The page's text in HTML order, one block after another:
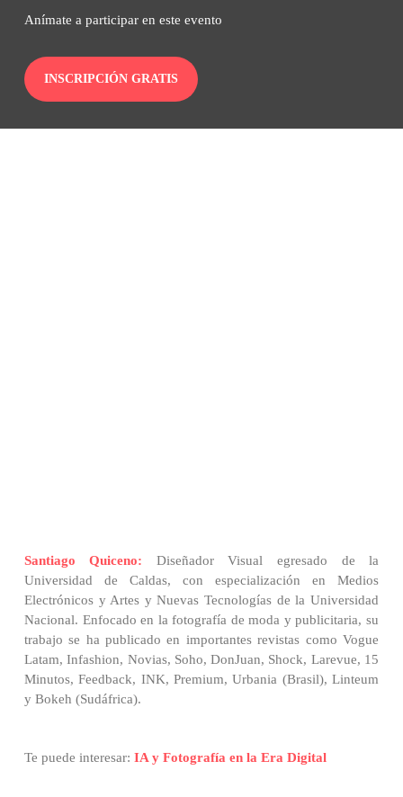
Anímate a participar en este evento
INSCRIPCIÓN GRATIS
Santiago Quiceno: Diseñador Visual egresado de la
Universidad de Caldas, con especialización en Medios
Electrónicos y Artes y Nuevas Tecnologías de la Universidad
Nacional. Enfocado en la fotografía de moda y publicitaria, su
trabajo se ha publicado en importantes revistas como Vogue
Latam, Infashion, Novias, Soho, DonJuan, Shock, Larevue, 15
Minutos, Feedback, INK, Premium, Urbania (Brasil), Linteum
y Bokeh (Sudáfrica).
Te puede interesar: IA y Fotografía en la Era Digital